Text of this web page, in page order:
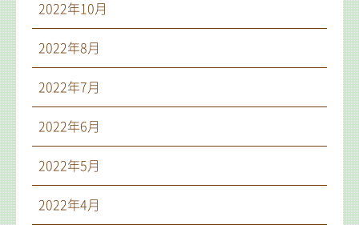
2022年10月
2022年8月
2022年7月
2022年6月
2022年5月
2022年4月